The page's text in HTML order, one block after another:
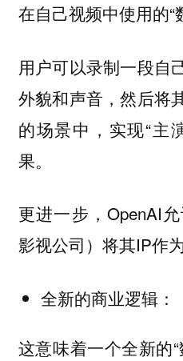
在自己视频中使用的“
用户可以录制一段自
外貌和声音，然后将
的场景中，实现“主
果。
更进一步，OpenAI
影视公司）将其IP作为
全新的商业逻辑：
这意味着一个全新的